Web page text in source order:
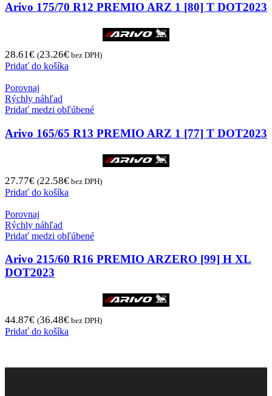
Arivo 175/70 R12 PREMIO ARZ 1 [80] T DOT2023
28.61€ (23.26€ bez DPH)
Pridať do košíka
Porovnaj
Rýchly náhľad
Pridať medzi obľúbené
Arivo 165/65 R13 PREMIO ARZ 1 [77] T DOT2023
27.77€ (22.58€ bez DPH)
Pridať do košíka
Porovnaj
Rýchly náhľad
Pridať medzi obľúbené
Arivo 215/60 R16 PREMIO ARZERO [99] H XL
DOT2023
44.87€ (36.48€ bez DPH)
Pridať do košíka